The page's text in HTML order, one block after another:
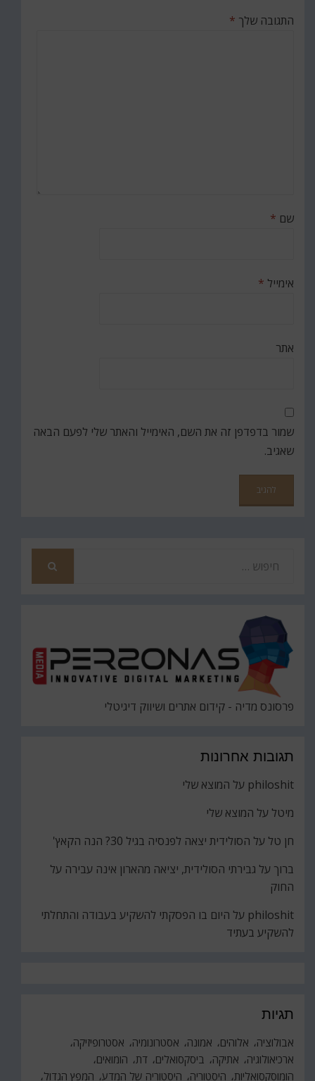
התגובה שלך *
שם *
אימייל *
אתר
שמור בדפדפן זה את השם, האימייל והאתר שלי לפעם הבאה
שאגיב.
פרסונס מדיה - קידום אתרים ושיווק דיגיטלי
תגובות אחרונות
philoshit על המוצא שלי
מיטל על המוצא שלי
חן טל על הסולידית יצאה לפנסיה בגיל 30? הנה הקאץ'
ברוך על גבירתי הסולידית, יציאה מהארון אינה עבירה על
החוק
philoshit על היום בו הפסקתי להשקיע בעבודה והתחלתי
להשקיע בעתיד
תגיות
אבולוציה אלוהים אמונה אסטרונומיה
אסטרופיזיקה
ארכיאולוגיה
אתיקה ביסקסואלים דת הומואים
הומוסקסואליות היסטוריה היסטוריה של המדע המפץ הגדול